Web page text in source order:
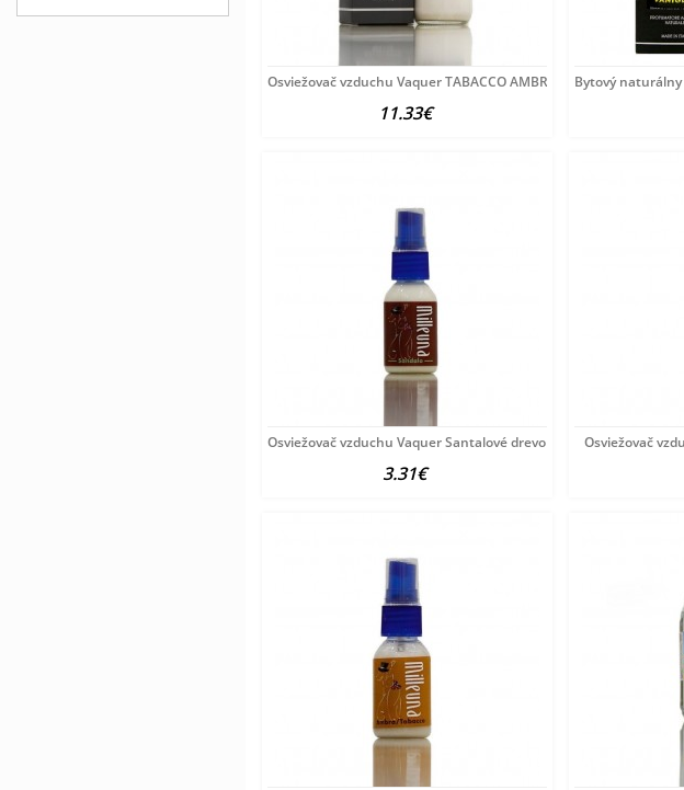
Osviežovač vzduchu Vaquer TABACCO AMBRA 125 ml
11.33€
Bytový naturálny
Osviežovač vzduchu Vaquer Santalové drevo 20 ml
3.31€
Osviežovač